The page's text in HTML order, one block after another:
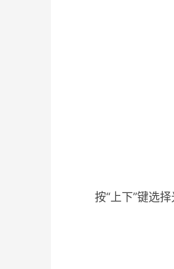
按“上下”键选择